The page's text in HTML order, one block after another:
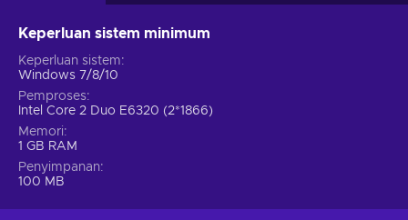
Keperluan sistem minimum
Keperluan sistem
Windows 7/8/10
Pemproses
Intel Core 2 Duo E6320 (2*1866)
Memori
1 GB RAM
Penyimpanan
100 MB